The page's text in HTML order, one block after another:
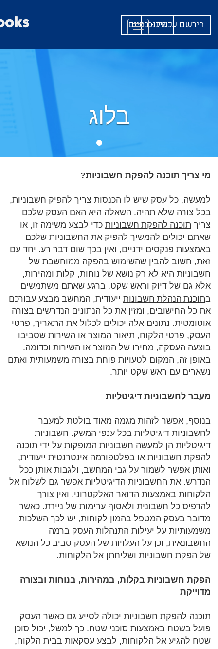
הירשם עכשיו - בחינם
היכנס
Toggle
navigation
בלוג
מי צריך תוכנה להפקת חשבוניות?
למעשה, כל עסק שיש לו הכנסות צריך להפיק חשבוניות,
בכל צורה שלא תהיה. השאלה היא האם העסק שלכם
צריך תוכנה להפקת חשבוניות כדי לבצע משימה זו, או
שאתם יכולים להמשיך להפיק את החשבוניות שלכם
באמצעות פנקסים ידניים, ואין בכך שום דבר רע. יחד עם
זאת, חשוב להבין שהשימוש בהפקה ממוחשבת של
חשבוניות היא לא רק נושא של נוחות, קלות ומהירות,
אלא גם של דיוק וראש שקט. ברגע שאתם משתמשים
בתוכנת הנהלת חשבונות ייעודית, המחשב מבצע עבורכם
את כל החישובים, ומזין את כל הנתונים הנדרשים בצורה
אוטומטית. נתונים אלה יכולים לכלול את התאריך, פרטי
העסק, פרטי הלקוח, תיאור המוצר או השירות שסביבו
בוצעה העסקה, מחירו של המוצר או השירות וכדומה.
באופן זה, המקום לטעויות פוחת בצורה משמעותית ואתם
נשארים עם ראש שקט יותר.
מעבר לחשבוניות דיגיטליות
בנוסף, אפשר לזהות מגמה מאוד בולטת למעבר
לחשבוניות דיגיטליות בכל ענפי המשק. חשבוניות
דיגיטליות הן למעשה חשבוניות המופקות על ידי תוכנה
להפקת חשבוניות או בפלטפורמה אינטרנטית ייעודית,
ואותן אפשר לשמור על גבי המחשב, ולגבות אותן ככל
הנדרש. את החשבוניות הדיגיטליות אפשר גם לשלוח אל
הלקוחות באמצעות הדואר האלקטרוני, ואין צורך
להדפיס כל חשבונית ולאסוף ערימות של ניירת. כאשר
מדובר בעסק המטפל בהמון לקוחות, יש לכך השלכות
משמעותיות על יעילות התנהלות העסק ברמה
החשבונאית, וכן על העלויות של העסק סביב כל הנושא
של הפקת חשבוניות ושליחתן אל הלקוחות.
הפקת חשבוניות בקלות, במהירות, בנוחות ובצורה
מדוייקת
תוכנה להפקת חשבוניות יכולה לסייע גם כאשר העסק
פועל בשטח באמצעות סוכני שטח. כך למשל, יכול סוכן
שטח להגיע אל הלקוחות, לבצע עסקאות בבית הלקוח,